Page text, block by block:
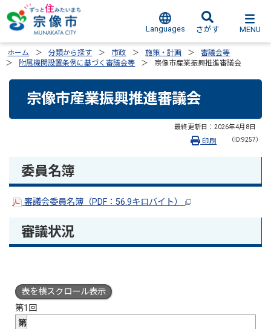
Languages さがす MENU
ホーム 分類から探す 市政 施策・計画
審議会等
附属機関設置条例に基づく審議会等
宗像市産業振興推進審議会
宗像市産業振興推進審議会
最終更新日： 2026年4月8日
（ID:9257）
印刷
委員名簿
審議会委員名簿（PDF：56.9キロバイト）
審議状況
表を横スクロール表示
第1回
第